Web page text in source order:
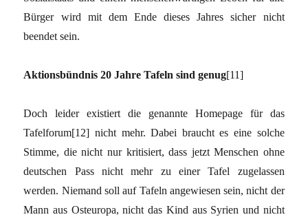
Bürger wird mit dem Ende dieses Jahres sicher nicht
beendet sein.
Aktionsbündnis 20 Jahre Tafeln sind genug[11]
Doch leider existiert die genannte Homepage für das
Tafelforum[12] nicht mehr. Dabei braucht es eine solche
Stimme, die nicht nur kritisiert, dass jetzt Menschen ohne
deutschen Pass nicht mehr zu einer Tafel zugelassen
werden. Niemand soll auf Tafeln angewiesen sein, nicht der
Mann aus Osteuropa, nicht das Kind aus Syrien und nicht